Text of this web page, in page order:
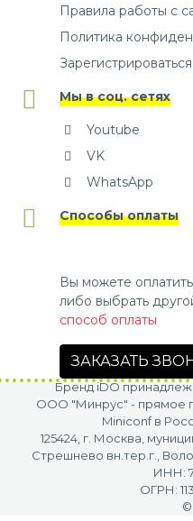
Правила работы с
Политика
Зарегистрироваться
Мы в соц. сетях
Youtube
VK
WhatsApp
Способы оплаты
Вы можете
либо выбрать
способ оплаты
ЗАКАЗАТЬ
Бренд iDO
OOO "Минрус" - прямое
Miniconf в
125424, г. Москва,
Стрешнево вн.тер.г.,
ИНН:
ОГРН:
©